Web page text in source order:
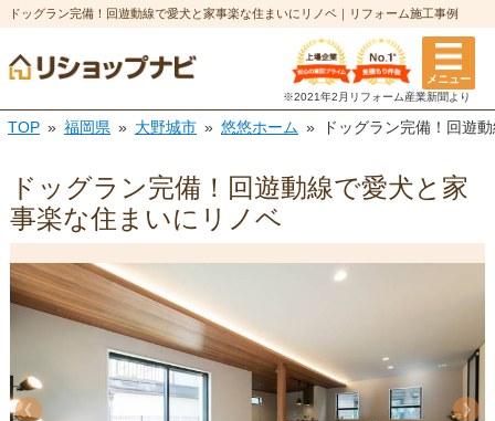
ドッグラン完備！回遊動線で愛犬と家事楽な住まいにリノベ｜リフォーム施工事例
メニュー
※2021年2月リフォーム産業新聞より
TOP 福岡県 大野城市 悠悠ホーム ドッグラン完備！回遊
ドッグラン完備！回遊動線で愛犬と家
事楽な住まいにリノベ
《
《